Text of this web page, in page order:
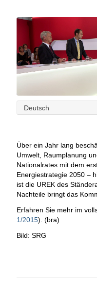
Deutsch
Über ein Jahr lang
Umwelt, Raumplanung
Nationalrates mit dem
Energiestrategie 2050 –
ist die UREK des
Nachteile bringt das
Erfahren Sie mehr im
1/2015). (bra)
Bild: SRG